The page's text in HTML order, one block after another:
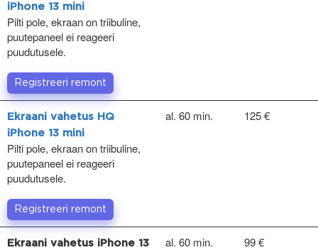
iPhone 13 mini
Pilti pole, ekraan on triibuline,
puutepaneel ei reageeri
puudutusele.
Registreeri remont
Ekraani vahetus HQ
iPhone 13 mini
Pilti pole, ekraan on triibuline,
puutepaneel ei reageeri
puudutusele.
al. 60 min. 125 €
Registreeri remont
Ekraani vahetus iPhone 13
al. 60 min. 99 €